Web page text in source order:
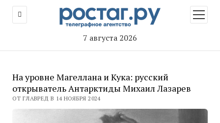
7 августа 2026
меню
На уровне Магеллана и Кука: русский
открыватель Антарктиды Михаил Лазарев
ОТ ГЛАВРЕД В 14 НОЯБРЯ 2024